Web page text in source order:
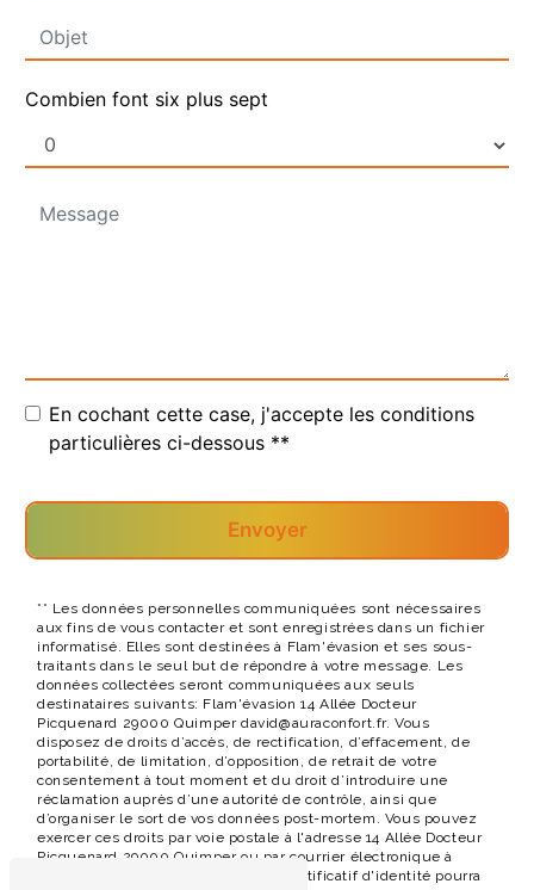
Combien font six plus sept
En cochant cette case, j'accepte les conditions
particulières ci-dessous **
Envoyer
** Les données personnelles communiquées sont nécessaires
aux fins de vous contacter et sont enregistrées dans un fichier
informatisé. Elles sont destinées à Flam'évasion et ses sous-
traitants dans le seul but de répondre à votre message. Les
données collectées seront communiquées aux seuls
destinataires suivants: Flam'évasion 14 Allée Docteur
Picquenard 29000 Quimper david@auraconfort.fr. Vous
disposez de droits d’accès, de rectification, d’effacement, de
portabilité, de limitation, d’opposition, de retrait de votre
consentement à tout moment et du droit d’introduire une
réclamation auprès d’une autorité de contrôle, ainsi que
d’organiser le sort de vos données post-mortem. Vous pouvez
exercer ces droits par voie postale à l'adresse 14 Allée Docteur
Picquenard 29000 Quimper ou par courrier électronique à
l'adresse david@auraconfort.fr. Un justificatif d'identité pourra